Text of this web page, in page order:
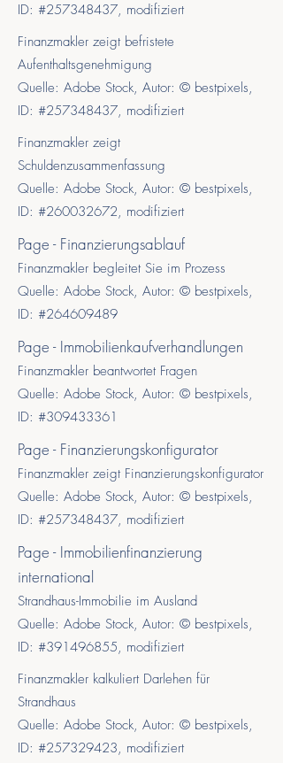
ID: #257348437, modifiziert
Finanzmakler zeigt befristete
Aufenthaltsgenehmigung
Quelle: Adobe Stock, Autor: © bestpixels,
ID: #257348437, modifiziert
Finanzmakler zeigt
Schuldenzusammenfassung
Quelle: Adobe Stock, Autor: © bestpixels,
ID: #260032672, modifiziert
Page - Finanzierungsablauf
Finanzmakler begleitet Sie im Prozess
Quelle: Adobe Stock, Autor: © bestpixels,
ID: #264609489
Page - Immobilienkaufverhandlungen
Finanzmakler beantwortet Fragen
Quelle: Adobe Stock, Autor: © bestpixels,
ID: #309433361
Page - Finanzierungskonfigurator
Finanzmakler zeigt Finanzierungskonfigurator
Quelle: Adobe Stock, Autor: © bestpixels,
ID: #257348437, modifiziert
Page - Immobilienfinanzierung
international
Strandhaus-Immobilie im Ausland
Quelle: Adobe Stock, Autor: © bestpixels,
ID: #391496855, modifiziert
Finanzmakler kalkuliert Darlehen für
Strandhaus
Quelle: Adobe Stock, Autor: © bestpixels,
ID: #257329423, modifiziert